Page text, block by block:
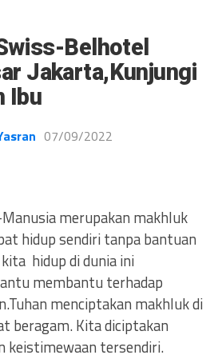
Belhotel
Jakarta,Kunjungi
Ibu
07/09/2022
merupakan makhluk
hidup sendiri tanpa bantuan
hidup di dunia ini
membantu terhadap
menciptakan makhluk di
beragam. Kita diciptakan
keistimewaan tersendiri.